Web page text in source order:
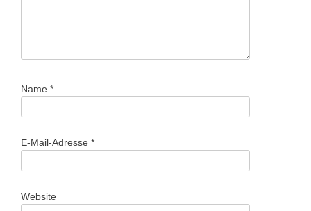
Name *
E-Mail-Adresse *
Website